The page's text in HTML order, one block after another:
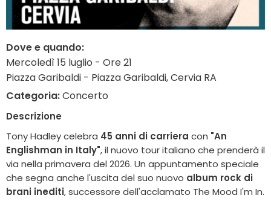
Dove e quando:
Mercoledì 15 luglio - Ore 21
Piazza Garibaldi - Piazza Garibaldi, Cervia RA
Categoria:Concerto
Descrizione
Tony Hadley celebra 45 anni di carriera con "An
Englishman in Italy", il nuovo tour italiano che prenderà il
via nella primavera del 2026. Un appuntamento speciale
che segna anche l'uscita del suo nuovo album rock di
brani inediti, successore dell'acclamato The Mood I'm In.